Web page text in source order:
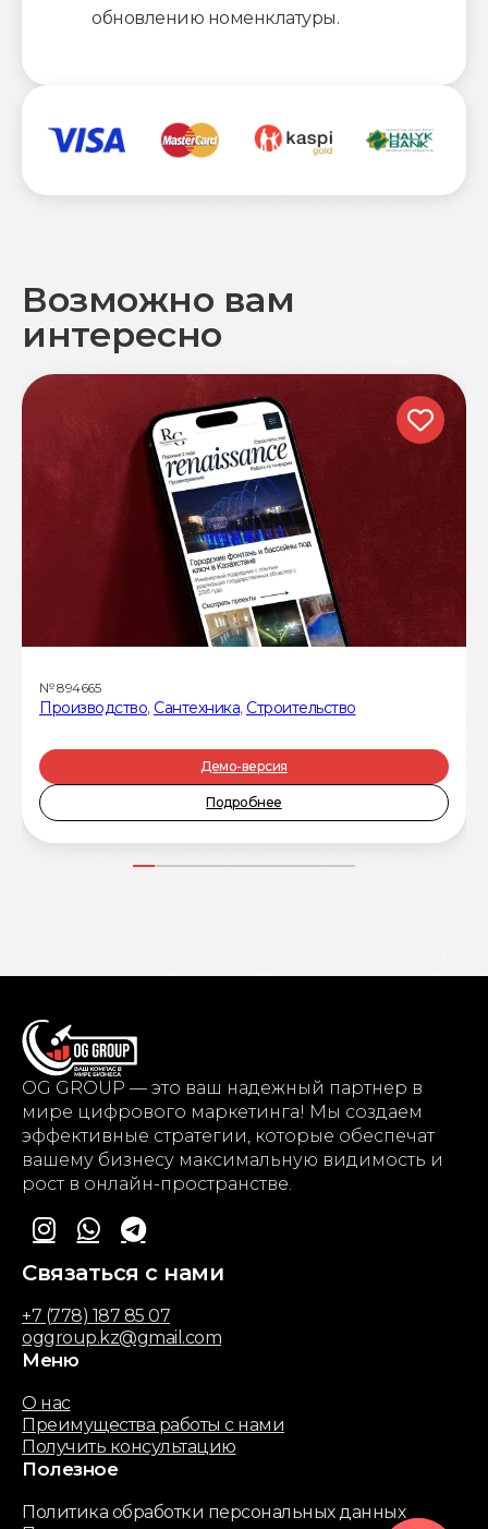
обновлению номенклатуры.
Возможно вам
интересно
№894665
Производство, Сантехника, Строительство
Демо-версия
Подробнее
OG GROUP — это ваш надежный партнер в
мире цифрового маркетинга! Мы создаем
эффективные стратегии, которые обеспечат
вашему бизнесу максимальную видимость и
рост в онлайн-пространстве.
Связаться с нами
+7 (778) 187 85 07
oggroup.kz@gmail.com
Меню
О нас
Преимущества работы с нами
Получить консультацию
Полезное
Политика обработки персональных данных